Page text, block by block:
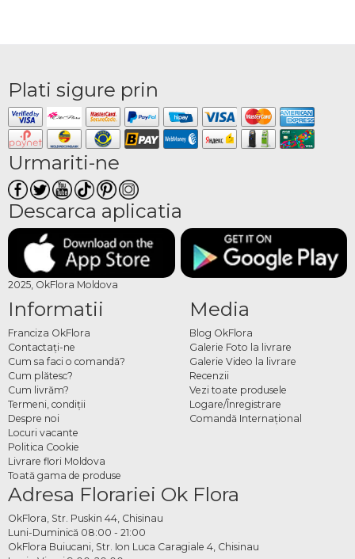
Plati sigure prin
Urmariti-ne
Descarca aplicatia
2025, OkFlora Moldova
Informatii
Franciza OkFlora
Contactaţi-ne
Cum sa faci o comandă?
Cum plătesc?
Cum livrăm?
Termeni, condiţii
Despre noi
Locuri vacante
Politica Cookie
Livrare flori Moldova
Toată gama de produse
Media
Blog OkFlora
Galerie Foto la livrare
Galerie Video la livrare
Recenzii
Vezi toate produsele
Logare/Înregistrare
Comandă Internațional
Adresa Florariei Ok Flora
OkFlora, Str. Puskin 44, Chisinau
Luni-Duminică 08:00 - 21:00
OkFlora Buiucani, Str. Ion Luca Caragiale 4, Chisinau